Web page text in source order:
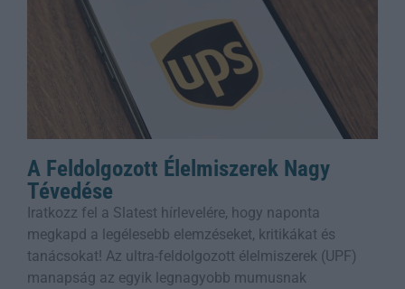
A Feldolgozott Élelmiszerek Nagy
Tévedése
Iratkozz fel a Slatest hírlevelére, hogy naponta
megkapd a legélesebb elemzéseket, kritikákat és
tanácsokat! Az ultra-feldolgozott élelmiszerek (UPF)
manapság az egyik legnagyobb mumusnak